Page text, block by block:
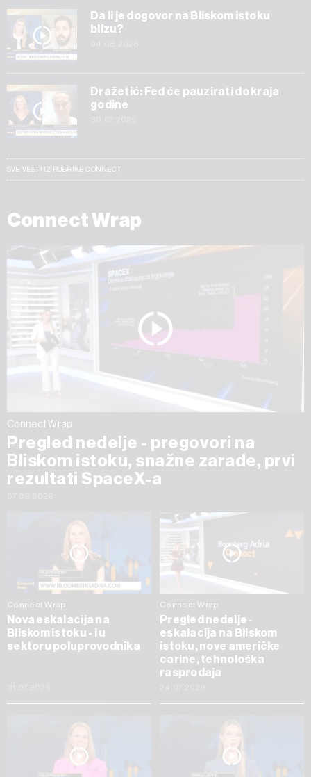
Da li je dogovor na Bliskom istoku
blizu?
Dražetić: Fed će pauzirati do kraja
godine
SVE VESTI IZ RUBRIKE CONNECT
Connect Wrap
Connect Wrap
Pregled nedelje - pregovori na
Bliskom istoku, snažne zarade, prvi
rezultati SpaceX-a
Connect Wrap
Nova eskalacija na
Bliskom istoku - i u
sektoru poluprovodnika
Connect Wrap
Pregled nedelje -
eskalacija na Bliskom
istoku, nove američke
carine, tehnološka
rasprodaja